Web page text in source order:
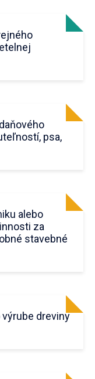
psa,
alebo
za
stavebné
dreviny